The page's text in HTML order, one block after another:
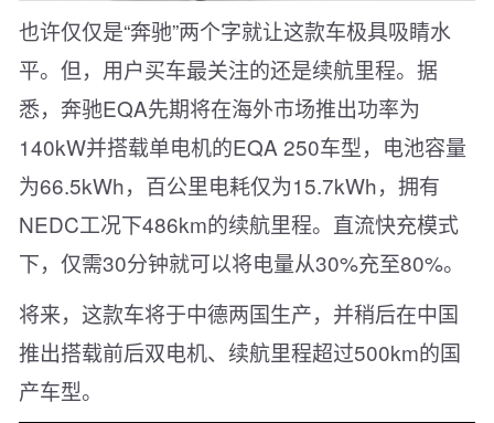
也许仅仅是“奔驰”两个字就让这款车极具吸睛水
平。但，用户买车最关注的还是续航里程。据
悉，奔驰EQA先期将在海外市场推出功率为
140kW并搭载单电机的EQA 250车型，电池容量
为66.5kWh，百公里电耗仅为15.7kWh，拥有
NEDC工况下486km的续航里程。直流快充模式
下，仅需30分钟就可以将电量从30%充至80%。
将来，这款车将于中德两国生产，并稍后在中国
推出搭载前后双电机、续航里程超过500km的国
产车型。